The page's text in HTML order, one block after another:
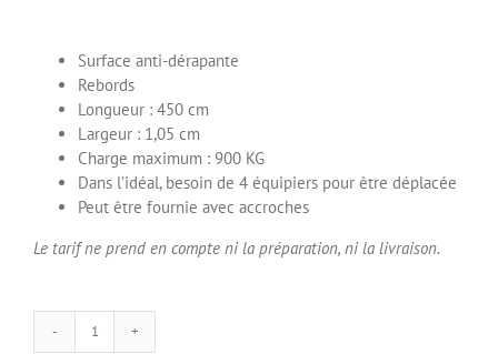
Surface anti-dérapante
Rebords
Longueur : 450 cm
Largeur : 1,05 cm
Charge maximum : 900 KG
Dans l’idéal, besoin de 4 équipiers pour être déplacée
Peut être fournie avec accroches
Le tarif ne prend en compte ni la préparation, ni la livraison.
quantité